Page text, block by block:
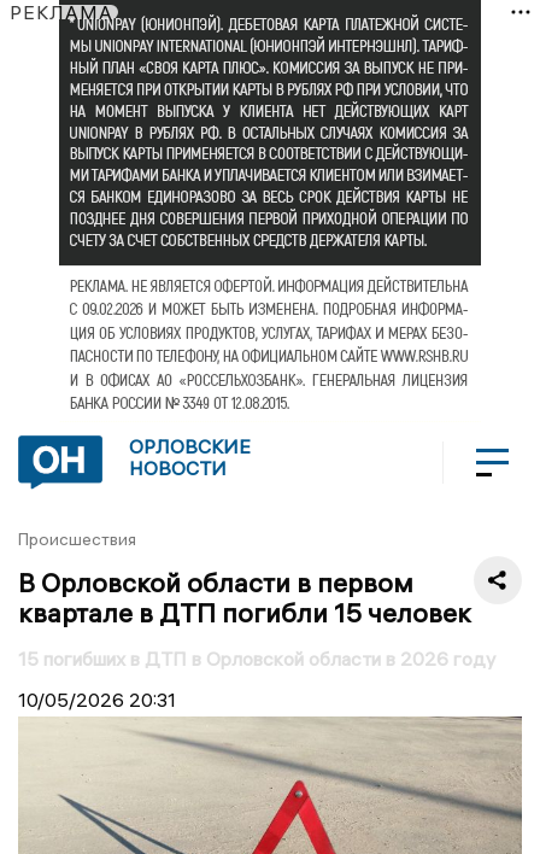
РЕКЛАМА
ОРЛОВСКИЕ
НОВОСТИ
Происшествия
В Орловской области в первом
квартале в ДТП погибли 15 человек
15 погибших в ДТП в Орловской области в 2026 году
10/05/2026 20:31